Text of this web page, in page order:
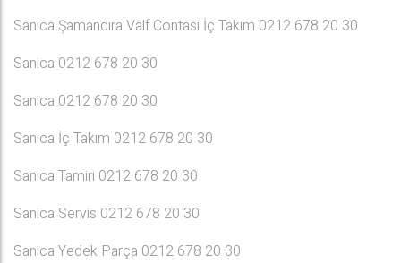
Sanica Şamandıra Valf Contası İç Takım 0212 678 20 30
Sanica 0212 678 20 30
Sanica 0212 678 20 30
Sanica İç Takım 0212 678 20 30
Sanica Tamiri 0212 678 20 30
Sanica Servis 0212 678 20 30
Sanica Yedek Parça 0212 678 20 30